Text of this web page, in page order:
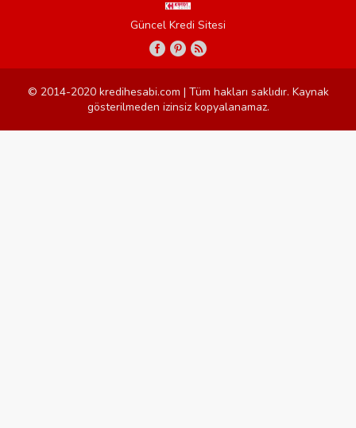
Güncel Kredi Sitesi
© 2014-2020 kredihesabi.com | Tüm hakları saklıdır. Kaynak
gösterilmeden izinsiz kopyalanamaz.